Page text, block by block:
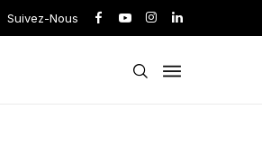
Suivez-Nous